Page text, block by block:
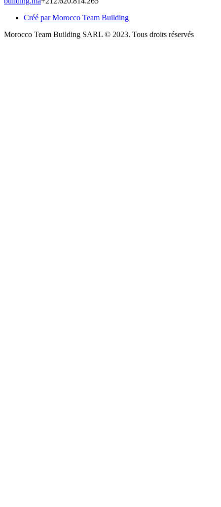
Créé par Morocco Team Building
Morocco Team Building SARL © 2023. Tous droits réservés